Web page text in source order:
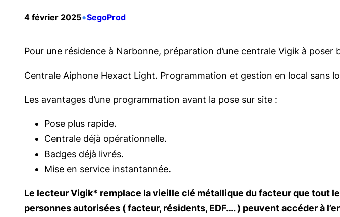
4 février 2025•SegoProd
Pour une résidence à Narbonne, préparation d’une centrale Vigik à poser
Centrale Aiphone Hexact Light. Programmation et gestion en local sans
Les avantages d’une programmation avant la pose sur site :
Pose plus rapide.
Centrale déjà opérationnelle.
Badges déjà livrés.
Mise en service instantannée.
Le lecteur Vigik* remplace la vieille clé métallique du facteur que tout
personnes autorisées ( facteur, résidents, EDF…. ) peuvent accéder à